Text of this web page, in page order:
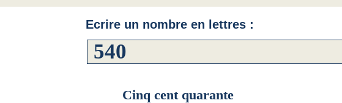
Ecrire un nombre en lettres :
Cinq cent quarante